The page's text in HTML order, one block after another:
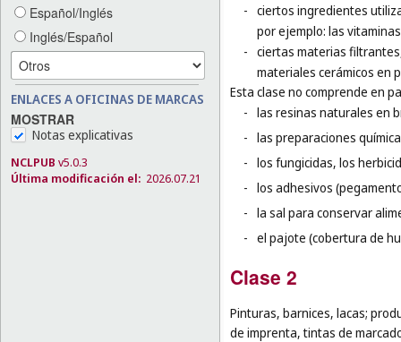
Español/Inglés
Inglés/Español
ENLACES A OFICINAS DE MARCAS
MOSTRAR
Notas explicativas
NCLPUB v5.0.3
Última modificación el: 2026.07.21
- ciertos ingredientes
por ejemplo: las
- ciertas materias
materiales cerámicos en
Esta clase no comprende en
- las resinas naturales en
- las preparaciones
- los fungicidas, los
- los adhesivos
- la sal para conservar
- el pajote (cobertura de
Clase 2
Pinturas, barnices, lacas;
de imprenta, tintas de